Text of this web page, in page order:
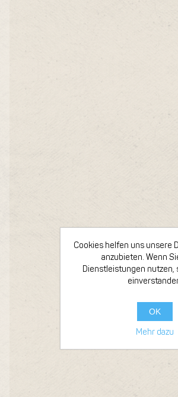
Cookies helfen uns unsere
anzubieten. Wenn
Dienstleistungen nutzen,
OK
Mehr dazu